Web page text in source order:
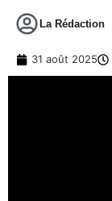
La Rédaction
31 août 2025